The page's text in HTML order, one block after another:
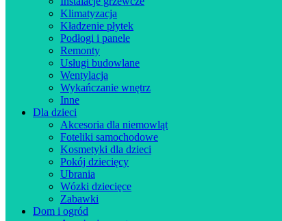
Klimatyzacja
Kładzenie płytek
Podłogi i panele
Remonty
Usługi budowlane
Wentylacja
Wykańczanie wnętrz
Inne
Dla dzieci
Akcesoria dla niemowląt
Foteliki samochodowe
Kosmetyki dla dzieci
Pokój dziecięcy
Ubrania
Wózki dziecięce
Zabawki
Dom i ogród